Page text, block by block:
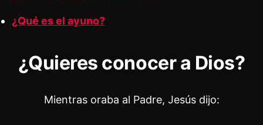
¿Qué es el ayuno?
¿Quieres conocer a Dios?
Mientras oraba al Padre, Jesús dijo: